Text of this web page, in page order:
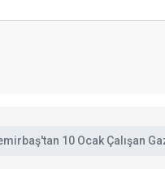
10 Ocak Çalışan